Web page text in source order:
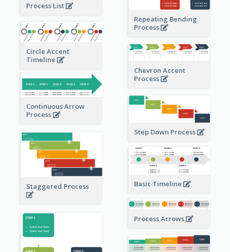
Process List
Repeating Bending
Process
Circle Accent
Timeline
Chevron Accent
Process
Continuous Arrow
Process
Step Down Process
Staggered Process Basic Timeline
Process Arrows